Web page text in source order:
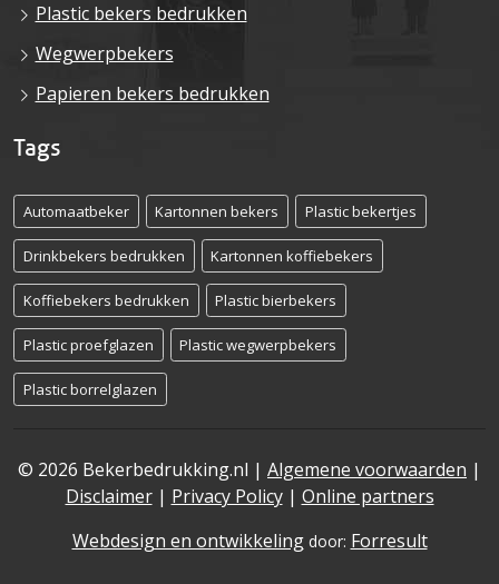
Plastic bekers bedrukken
Wegwerpbekers
Papieren bekers bedrukken
Tags
Automaatbeker Kartonnen bekers Plastic bekertjes
Drinkbekers bedrukken Kartonnen koffiebekers
Koffiebekers bedrukken Plastic bierbekers
Plastic proefglazen Plastic wegwerpbekers
Plastic borrelglazen
© 2026 Bekerbedrukking.nl | Algemene voorwaarden |
Disclaimer| Privacy Policy| Online partners
Webdesign en ontwikkelingdoor: Forresult